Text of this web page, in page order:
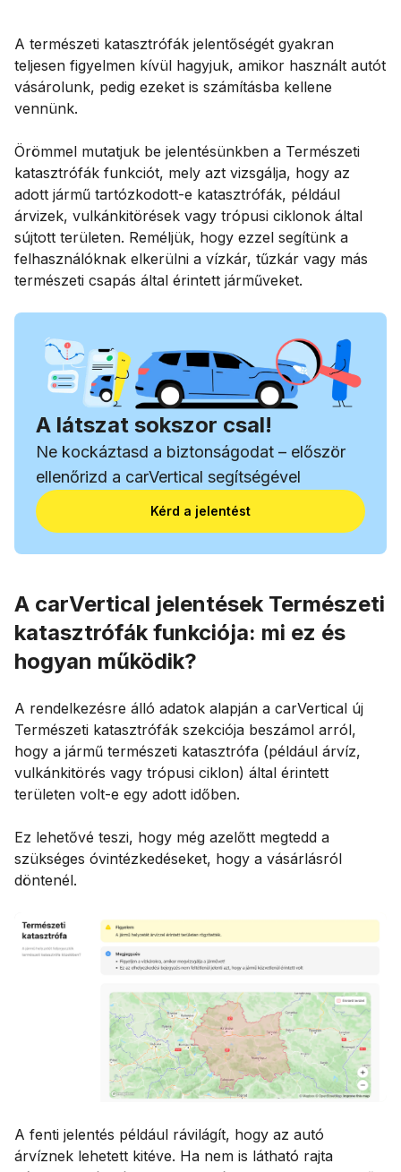
A természeti katasztrófák jelentőségét gyakran
teljesen figyelmen kívül hagyjuk, amikor használt autót
vásárolunk, pedig ezeket is számításba kellene
vennünk.
Örömmel mutatjuk be jelentésünkben a Természeti
katasztrófák funkciót, mely azt vizsgálja, hogy az
adott jármű tartózkodott-e katasztrófák, például
árvizek, vulkánkitörések vagy trópusi ciklonok által
sújtott területen. Reméljük, hogy ezzel segítünk a
felhasználóknak elkerülni a vízkár, tűzkár vagy más
természeti csapás által érintett járműveket.
A látszat sokszor csal!
Ne kockáztasd a biztonságodat – először
ellenőrizd a carVertical segítségével
Kérd a jelentést
A carVertical jelentések Természeti
katasztrófák funkciója: mi ez és
hogyan működik?
A rendelkezésre álló adatok alapján a carVertical új
Természeti katasztrófák szekciója beszámol arról,
hogy a jármű természeti katasztrófa (például árvíz,
vulkánkitörés vagy trópusi ciklon) által érintett
területen volt-e egy adott időben.
Ez lehetővé teszi, hogy még azelőtt megtedd a
szükséges óvintézkedéseket, hogy a vásárlásról
döntenél.
A fenti jelentés például rávilágít, hogy az autó
árvíznek lehetett kitéve. Ha nem is látható rajta